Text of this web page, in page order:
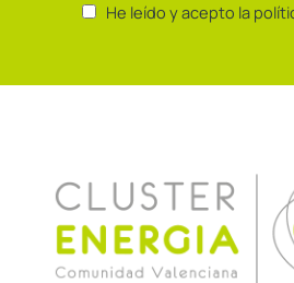
He leído y acepto la